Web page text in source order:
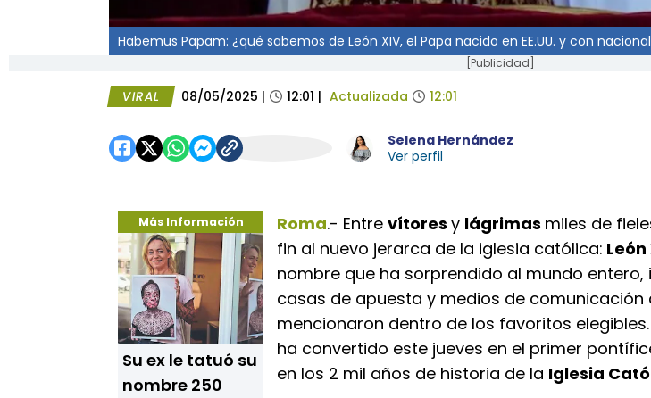
Habemus Papam: ¿qué sabemos de León XIV, el Papa nacido en EE.UU. y con
[Publicidad]
VIRAL 08/05/2025 | 12:01 | Actualizada 12:01
Selena Hernández
Ver perfil
Más Información
Su ex le tatuó su
nombre 250
Roma.- Entre vítores y lágrimas miles de
fin al nuevo jerarca de la iglesia católica: León
nombre que ha sorprendido al mundo entero,
casas de apuesta y medios de comunicación
mencionaron dentro de los favoritos
ha convertido este jueves en el primer
en los 2 mil años de historia de la Iglesia